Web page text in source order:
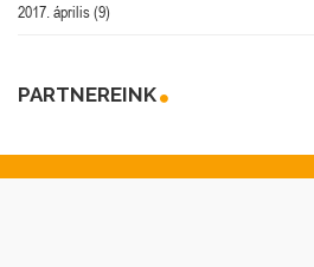
2017. április(9)
PARTNEREINK